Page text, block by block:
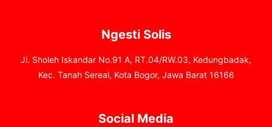
Ngesti Solis
Jl. Sholeh Iskandar No.91 A, RT.04/RW.03, Kedungbadak,
Kec. Tanah Sereal, Kota Bogor, Jawa Barat 16166
Social Media